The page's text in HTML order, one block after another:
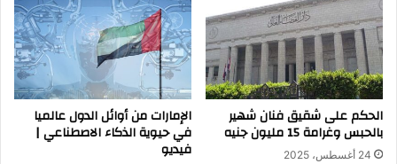
الحكم على شقيق فنان شهير
بالحبس وغرامة 15 مليون جنيه
24 أغسطس، 2025
الإمارات من أوائل الدول عالميا
في حيوية الذكاء الاصطناعي |
فيديو